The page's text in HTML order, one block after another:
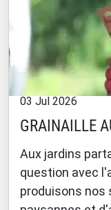
03 Jul 2026
GRAINAILLE
Aux jardins
question avec
produisons nos